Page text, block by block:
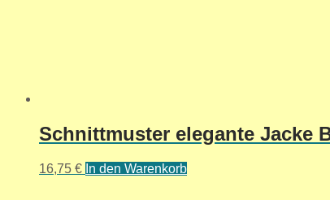
Schnittmuster elegante Jacke
16,75 € In den Warenkorb